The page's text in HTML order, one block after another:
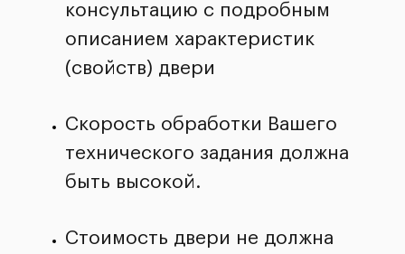
консультацию с подробным
описанием характеристик
(свойств) двери
Скорость обработки Вашего
технического задания должна
быть высокой.
Стоимость двери не должна